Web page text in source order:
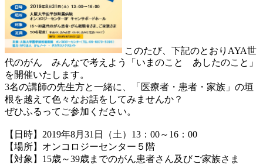
このたび、下記のとおりAYA世
代のがん みんなで考えよう「いまのこと あしたのこと」
を開催いたします。
3名の講師の先生方と一緒に、「医療者・患者・家族」の垣
根を越えて色々なお話をしてみませんか？
ぜひふるってご参加ください。
【日時】2019年8月31日（土）13：00～16：00
【場所】オンコロジーセンター５階
【対象】15歳～39歳までのがん患者さん及びご家族さま